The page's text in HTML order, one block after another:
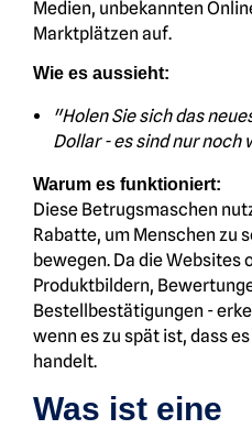
Medien, unbekannten
Marktplätzen auf.
Wie es aussieht:
"Holen Sie sich das
Dollar - es sind nur noch
Warum es funktioniert:
Diese Betrugsmaschen
Rabatte, um Menschen zu
bewegen. Da die Websites
Produktbildern,
Bestellbestätigungen -
wenn es zu spät ist, dass
handelt.
Was ist eine